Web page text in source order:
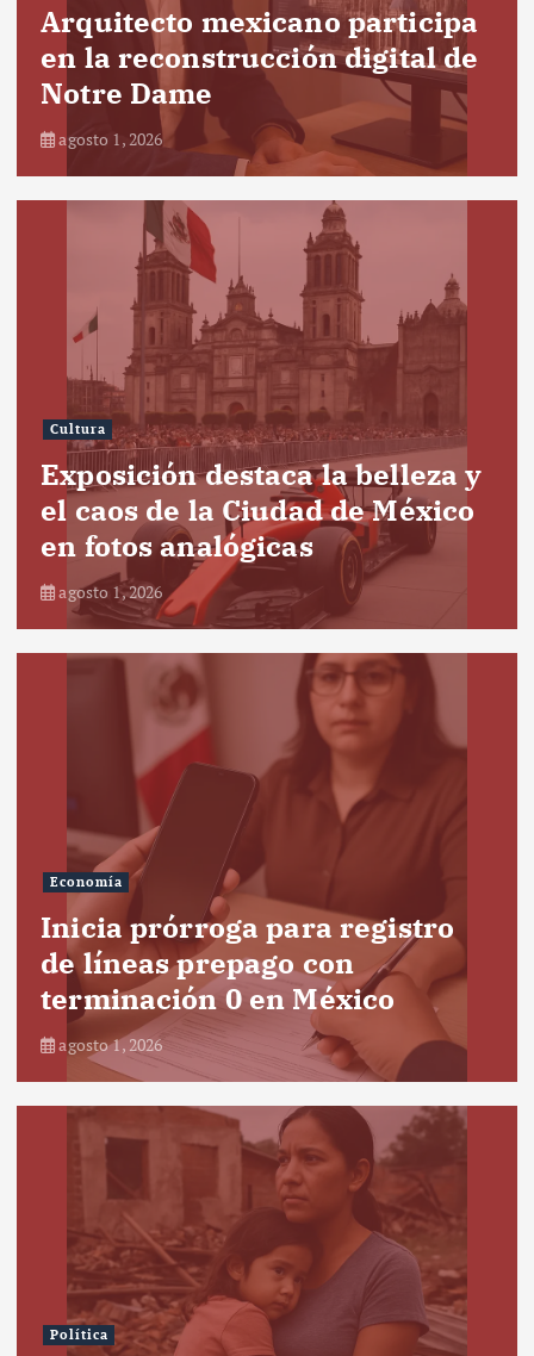
Arquitecto mexicano participa
en la reconstrucción digital de
Notre Dame
agosto 1, 2026
Cultura
Exposición destaca la belleza y
el caos de la Ciudad de México
en fotos analógicas
agosto 1, 2026
Economía
Inicia prórroga para registro
de líneas prepago con
terminación 0 en México
agosto 1, 2026
Política